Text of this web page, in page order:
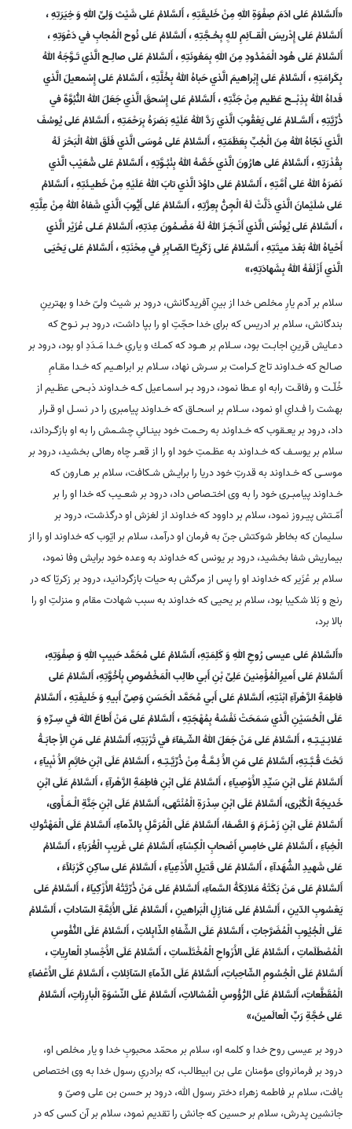
«أَلسَّلامُ عَلى ادَمَ صِفْوَةِ اللهِ مِنْ خَليقَتِهِ ، أَلسَّلامُ عَلى شَيْث وَلِىِّ اللهِ وَ خِيَرَتِهِ ،
أَلسَّلامُ عَلى إِدْريسَ الْقــآئِمِ للهِِ بِحُـجَّتِهِ ، أَلسَّلامُ عَلى نُوح الْمُجابِ في دَعْوَتِهِ ،
أَلسَّلامُ عَلى هُود الْمَمْدُودِ مِنَ اللهِ بِمَعُونَتِهِ ، أَلسَّلامُ عَلى صالِـح الَّذي تَـوَّجَهُ اللهُ
بِكَرامَتِهِ ، أَلسَّلامُ عَلى إِبْراهيمَ الَّذي حَباهُ اللهُ بِخُلَّتِهِ ، أَلسَّلامُ عَلى إِسْمعيلَ الَّذي
فَداهُ اللهُ بِذِبْــح عَظيم مِنْ جَنَّتِهِ ، أَلسَّلامُ عَلى إِسْحقَ الَّذي جَعَلَ اللهُ النُّبُوَّةَ في
ذُرِّيَّتِهِ ، أَلسَّـلامُ عَلى يَعْقُوبَ الَّذي رَدَّ اللهُ عَلَيْهِ بَصَرَهُ بِرَحْمَتِهِ ، أَلسَّلامُ عَلى يُوسُفَ
الَّذي نَجّاهُ اللهُ مِنَ الْجُبِّ بِعَظَمَتِهِ ، أَلسَّلامُ عَلى مُوسَى الَّذي فَلَقَ اللهُ الْبَحْرَ لَهُ
بِقُدْرَتِهِ ، أَلسَّلامُ عَلى هارُونَ الَّذي خَصَّهُ اللهُ بِنُبُـوَّتِهِ ، أَلسَّلامُ عَلى شُعَيْب الَّذي
نَصَرَهُ اللهُ عَلى اُمَّتِهِ ، أَلسَّلامُ عَلى داوُدَ الَّذي تابَ اللهُ عَلَيْهِ مِنْ خَطيـئَتِهِ ، أَلسَّلامُ
عَلى سُلَيْمانَ الَّذي ذَلَّتْ لَهُ الْجِنُّ بِعِزَّتِهِ ، أَلسَّلامُ عَلى أَيُّوبَ الَّذي شَفاهُ اللهُ مِنْ عِلَّتِهِ
، أَلسَّلامُ عَلى يُونُسَ الَّذي أَنْـجَـزَ اللهُ لَهُ مَضْـمُونَ عِدَتِهِ، أَلسَّلامُ عَـلى عُزَيْر الَّذي
أَحْياهُ اللهُ بَعْدَ ميتَتِهِ ، أَلسَّلامُ عَلى زَكَرِيـَّا الصّـابِرِ في مِحْنَتِهِ ، أَلسَّلامُ عَلى يَحْيَى
الَّذي أَزْلَفَهُ اللهُ بِشَهادَتِهِ،»
سلام بر آدم يارِ مخلص خدا از بينِ آفريدگانش، درود بر شيث ولىّ خدا و بهترينِ
بندگانش، سلام بر ادريس كه براى خدا حجّتِ او را بپا داشت، درود بـر نـوح كه
دعـايش قرينِ اجابـت بود، سـلام بر هـود كه كمـك و يارىِ خـدا مَـدَدِ او بود، درود بر
صـالح كه خـداوند تاج كـرامت بر سـرش نهاد، سـلام بر ابراهـيم كه خـدا مقـامِ
خُلّـت و رفاقـت رابه او عـطا نمود، درود بـر اسمـاعيل كـه خـداوند ذبـحى عظـيم از
بهشت را فـداىِ او نمود، سـلام بر اسحـاق كه خـداوند پيامبرى را در نسـل او قـرار
داد، درود بر يعـقوب كه خـداوند به رحـمت خود بينـائىِ چشـمش را به او بازگـرداند،
سلام بر يوسـف كه خـداوند به عظـمتِ خود او را از قعـر چاه رهائى بخشيد، درود بر
موسـى كه خـداوند به قدرتِ خود دريا را برايـش شـكافت، سلام بر هـارون كه
خـداوند پيامبـرى خود را به وى اختـصاص داد، درود بر شعـيب كه خدا او را بر
اُمّـتش پيـروز نمود، سلام بر داوود كه خداوند از لغزش او درگذشت، درود بر
سليمان كه بخاطر شوكتش جنّ به فرمان او درآمد، سلام بر ايّوب كه خداوند او را از
بيماريش شفا بخشيد، درود بر يونس كه خداوند به وعده خود برايش وفا نمود،
سلام بر عُزَير كه خداوند او را پس از مرگش به حيات بازگردانيد، درود بر زكريّا كه در
رنج و بَلا شكيبا بود، سلام بر يحيى كه خداوند به سبب شهادت مقام و منزلتِ او را
بالا برد،
«أَلسَّلامُ عَلى عيسى رُوحِ اللهِ وَ كَلِمَتِهِ، أَلسَّلامُ عَلى مُحَمَّد حَبيبِ اللهِ وَ صِفْوَتِهِ،
أَلسَّلامُ عَلى أَميرِالْمُؤْمِنينَ عَلِىِّ بْنِ أَبي طالِب الْمَخْصُوصِ بِاُخُوَّتِهِ، أَلسَّلامُ عَلى
فاطِمَةَِ الزَّهْرآءِ ابْنَتِهِ، أَلسَّلامُ عَلى أَبي مُحَمَّد الْحَسَنِ وَصِىِّ أَبيهِ وَ خَليفَتِهِ ، أَلسَّلامُ
عَلَى الْحُسَيْنِ الَّذي سَمَحَتْ نَفْسُهُ بِمُهْجَتِهِ ، أَلسَّلامُ عَلى مَنْ أَطاعَ اللهَ في سِـرِّهِ وَ
عَلانِـيَـتِـهِ ، أَلسَّلامُ عَلى مَنْ جَعَلَ اللهُ الشّـِفآءَ في تُرْبَتِهِ، أَلسَّلامُ عَلى مَنِ الاِْ جابَـةُ
تَحْتَ قُـبَّـتِهِ، أَلسَّلامُ عَلى مَنِ الاَْ ئِـمَّـةُ مِنْ ذُرِّيَّـتِـهِ ، أَلسَّلامُ عَلَى ابْنِ خاتَِمِ الاَْ نْبِيآءِ ،
أَلسَّلامُ عَلَى ابْنِ سَيِّدِ الاَْوْصِيآءِ ، أَلسَّلامُ عَلَى ابْنِ فاطِمَةَِ الزَّهْرآءِ ، أَلسَّلامُ عَلَى ابْنِ
خَديجَةَ الْكُبْرى، أَلسَّلامُ عَلَى ابْنِ سِدْرَةِ الْمُنْتَهى، أَلسَّلامُ عَلَى ابْنِ جَنَّةِ الْـمَـأْوى،
أَلسَّلامُ عَلَى ابْنِ زَمْـزَمَ وَ الصَّـفا، أَلسَّلامُ عَلَى الْمُرَمَّلِ بِالدِّمآءِ، أَلسَّلامُ عَلَى الْمَهْتُوكِ
الْخِبآءِ ، أَلسَّلامُ عَلى خامِسِ أَصْحابِ الْكِسْآءِ، أَلسَّلامُ عَلى غَريبِ الْغُرَبآءِ ، أَلسَّلامُ
عَلى شَهيدِ الشُّهَدآءِ ، أَلسَّلامُ عَلى قَتيلِ الاَْدْعِيآءِ ، أَلسَّلامُ عَلى ساكِنِ كَرْبَلآءَ ،
أَلسَّلامُ عَلى مَنْ بَكَتْهُ مَلائِكَةُ السَّمآءِ، أَلسَّلامُ عَلى مَنْ ذُرِّيَّتُهُ الاَْزْكِيآءُ ، أَلسَّلامُ عَلى
يَعْسُوبِ الدّينِ ، أَلسَّلامُ عَلى مَنازِلِ الْبَراهينِ ، أَلسَّلامُ عَلَى الاَْئِمَّةِ السّاداتِ ، أَلسَّلامُ
عَلَى الْجُيُوبِ الْمُضَرَّجاتِ ، أَلسَّلامُ عَلَى الشِّفاهِ الذّابِلاتِ ، أَلسَّلامُ عَلَى النُّفُوسِ
الْمُصْطَلَماتِ ، أَلسَّلامُ عَلَى الاَْرْواحِ الْمُخْتَلَساتِ ، أَلسَّلامُ عَلَى الاَْجْسادِ الْعارِياتِ ،
أَلسَّلامُ عَلَى الْجُسُومِ الشّاحِباتِ، أَلسَّلامُ عَلَى الدِّمآءِ السّآئِلاتِ ، أَلسَّلامُ عَلَى الاَْعْضآءِ
الْمُقَطَّعاتِ، أَلسَّلامُ عَلَى الرُّؤُوسِ الْمُشالاتِ، أَلسَّلامُ عَلَى النِّسْوَةِ الْبارِزاتِ، أَلسَّلامُ
عَلى حُجَّةِ رَبِّ الْعالَمينَ،»
درود بر عيسى روح خدا و كلمه او، سلام بر محمّد محبوبِ خدا و يار مخلص او،
درود بر فرمانرواى مؤمنان على بن ابيطالب، كه برادرىِ رسول خدا به وى اختصاص
يافت، سلام بر فاطمه زهراء دختر رسول الله، درود بر حسن بن على وصىّ و
جانشين پدرش، سلام بر حسين كه جانش را تقديم نمود، سلام بر آن كسى كه در